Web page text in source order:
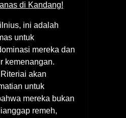
di Kandang!
ini adalah
untuk
mereka dan
kemenangan.
akan
untuk
mereka bukan
remeh,